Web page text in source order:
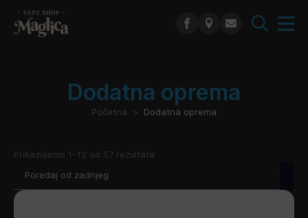
Dodatna oprema
Početna Dodatna oprema
Prikazujemo 1–12 od 57 rezultata